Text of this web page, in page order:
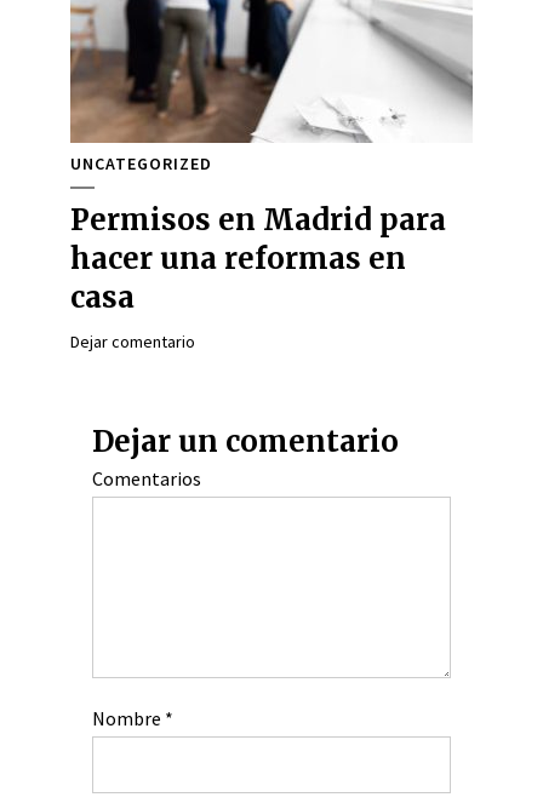
UNCATEGORIZED
Permisos en Madrid para
hacer una reformas en
casa
Dejar comentario
Dejar un comentario
Comentarios
Nombre *